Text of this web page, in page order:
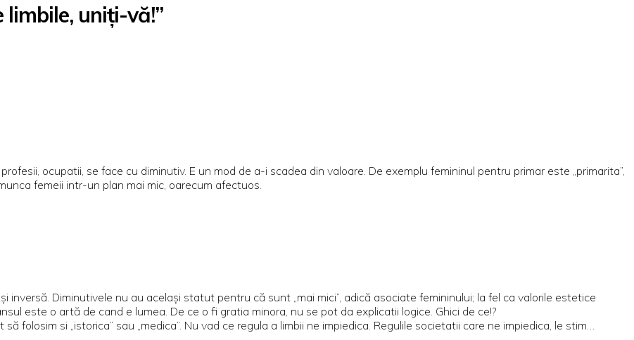
limbile, uniți-vă!”
ocupatii, se face cu diminutiv. E un mod de a-i scadea din valoare. De exemplu femininul pentru primar este „primarita”,
femeii intr-un plan mai mic, oarecum afectuos.
Diminutivele nu au acelaşi statut pentru că sunt „mai mici”, adică asociate femininului; la fel ca valorile estetice
este o artă de cand e lumea. De ce o fi gratia minora, nu se pot da explicatii logice. Ghici de ce!?
folosim si „istorica” sau „medica”. Nu vad ce regula a limbii ne impiedica. Regulile societatii care ne impiedica, le stim…